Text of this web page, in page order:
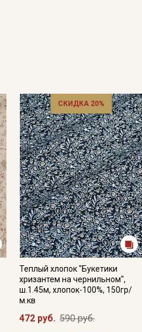
СКИДКА 20%
Теплый хлопок "Букетики
хризантем на чернильном",
ш.1.45м, хлопок-100%, 150гр/
м.кв
472 руб. 590 руб.